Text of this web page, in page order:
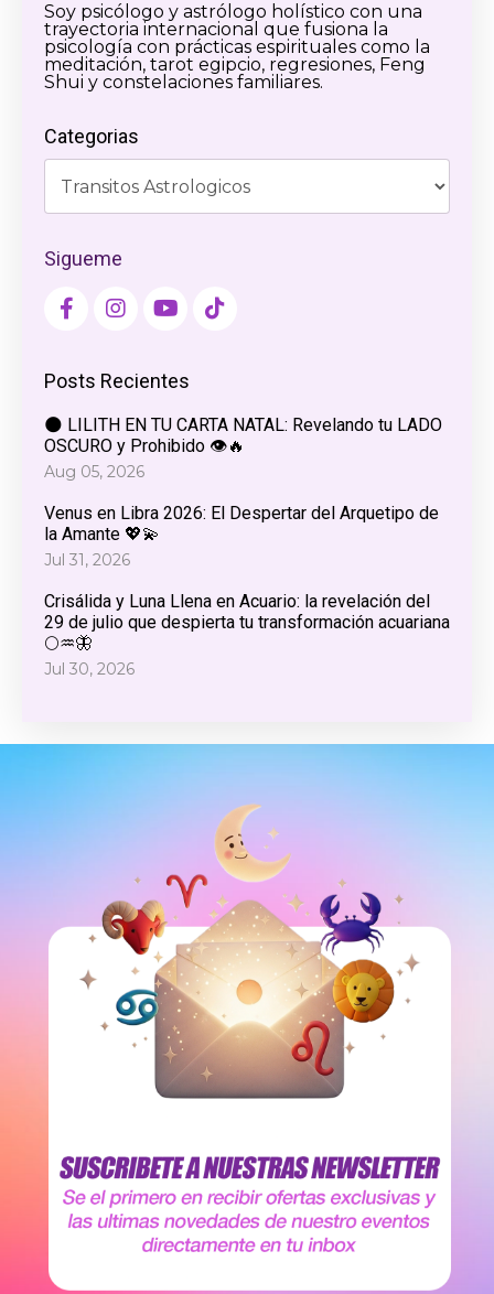
Soy psicólogo y astrólogo holístico con una
trayectoria internacional que fusiona la
psicología con prácticas espirituales como la
meditación, tarot egipcio, regresiones, Feng
Shui y constelaciones familiares.
Categorias
Sigueme
Posts Recientes
🌑 LILITH EN TU CARTA NATAL: Revelando tu LADO
OSCURO y Prohibido 👁️🔥
Aug 05, 2026
Venus en Libra 2026: El Despertar del Arquetipo de
la Amante 💖💫
Jul 31, 2026
Crisálida y Luna Llena en Acuario: la revelación del
29 de julio que despierta tu transformación acuariana
🌕♒🦋
Jul 30, 2026